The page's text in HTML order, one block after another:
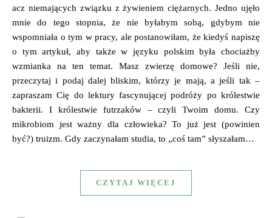
acz niemających związku z żywieniem ciężarnych. Jedno ujęło
mnie do tego stopnia, że nie byłabym sobą, gdybym nie
wspomniała o tym w pracy, ale postanowiłam, że kiedyś napiszę
o tym artykuł, aby także w języku polskim była chociażby
wzmianka na ten temat. Masz zwierzę domowe? Jeśli nie,
przeczytaj i podaj dalej bliskim, którzy je mają, a jeśli tak –
zapraszam Cię do lektury fascynującej podróży po królestwie
bakterii. I królestwie futrzaków – czyli Twoim domu. Czy
mikrobiom jest ważny dla człowieka? To już jest (powinien
być?) truizm. Gdy zaczynałam studia, to „coś tam” słyszałam…
CZYTAJ WIĘCEJ